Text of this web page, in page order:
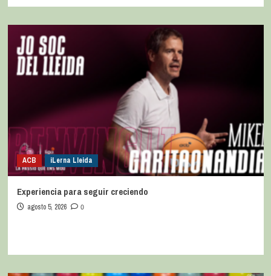
ACB iLerna Lleida
Experiencia para seguir creciendo
agosto 5, 2026 0